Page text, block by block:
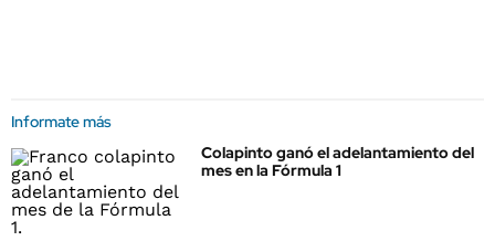
Informate más
Colapinto ganó el adelantamiento del
mes en la Fórmula 1